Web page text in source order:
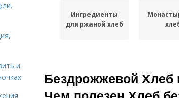
Ингредиенты
для ржаной хлеб
хлеб
Бездрожжевой Хлеб
и